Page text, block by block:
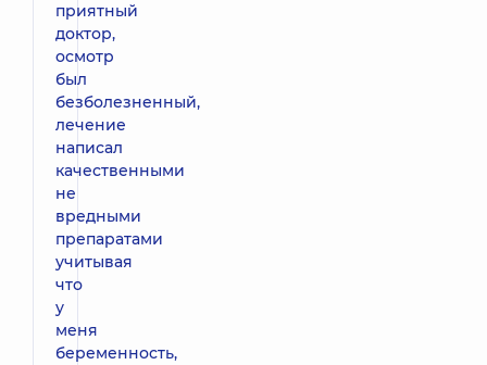
приятный
доктор,
осмотр
был
безболезненный,
лечение
написал
качественными
не
вредными
препаратами
учитывая
что
у
меня
беременность,